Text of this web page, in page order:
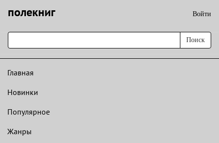
полекниг Войти
Поиск
Главная
Новинки
Популярное
Жанры